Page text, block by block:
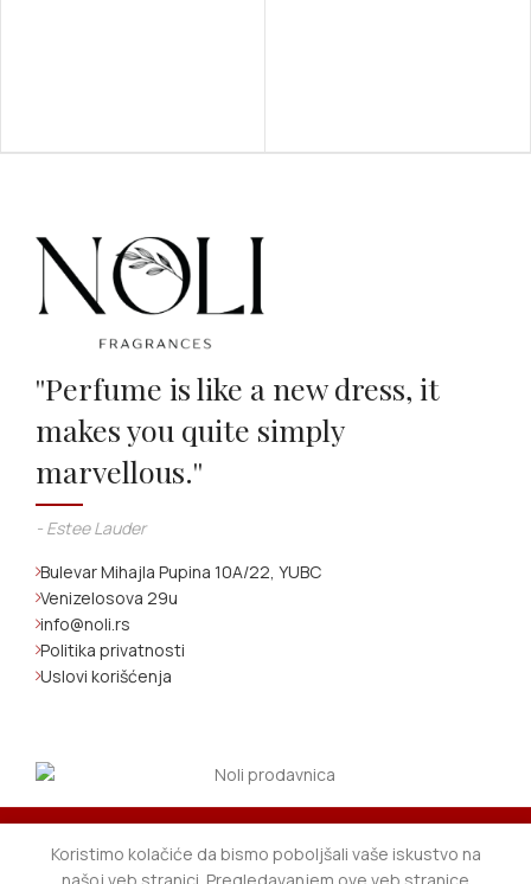
AVGUSTA!
''Perfume is like a new dress, it
makes you quite simply
marvellous.''
- Estee Lauder
Bulevar Mihajla Pupina 10A/22, YUBC
Venizelosova 29u
info@noli.rs
Politika privatnosti
Uslovi korišćenja
CartMy account
Koristimo kolačiće da bismo poboljšali vaše iskustvo na